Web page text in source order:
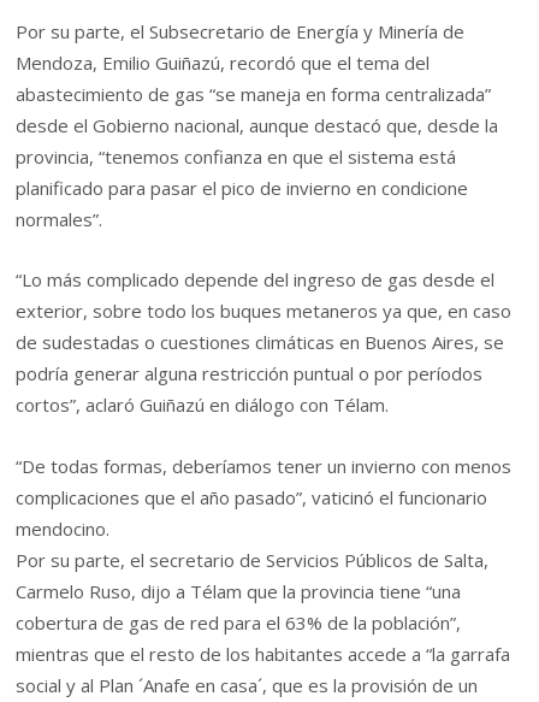
Por su parte, el Subsecretario de Energía y Minería de
Mendoza, Emilio Guiñazú, recordó que el tema del
abastecimiento de gas “se maneja en forma centralizada”
desde el Gobierno nacional, aunque destacó que, desde la
provincia, “tenemos confianza en que el sistema está
planificado para pasar el pico de invierno en condicione
normales”.
“Lo más complicado depende del ingreso de gas desde el
exterior, sobre todo los buques metaneros ya que, en caso
de sudestadas o cuestiones climáticas en Buenos Aires, se
podría generar alguna restricción puntual o por períodos
cortos”, aclaró Guiñazú en diálogo con Télam.
“De todas formas, deberíamos tener un invierno con menos
complicaciones que el año pasado”, vaticinó el funcionario
mendocino.
Por su parte, el secretario de Servicios Públicos de Salta,
Carmelo Ruso, dijo a Télam que la provincia tiene “una
cobertura de gas de red para el 63% de la población”,
mientras que el resto de los habitantes accede a “la garrafa
social y al Plan ´Anafe en casa´, que es la provisión de un